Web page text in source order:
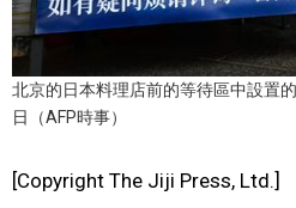
生活
運動
北京的日本料理店前的等待區中設置
日（AFP時事）
[Copyright The Jiji Press, Ltd.]